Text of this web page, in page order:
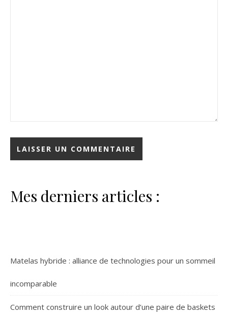
Mes derniers articles :
Matelas hybride : alliance de technologies pour un sommeil
incomparable
Comment construire un look autour d’une paire de baskets